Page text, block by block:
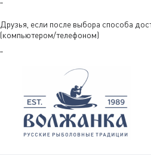
"
Друзья, если после выбора способа
(компьютером/телефоном)
"